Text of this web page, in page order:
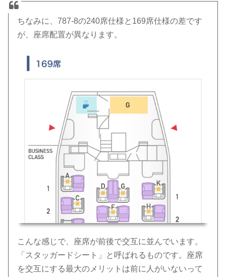
ちなみに、787-8の240席仕様と169席仕様の差です
が、座席配置が異なります。
こんな感じで、座席が前後で交互に並んでいます。
「スタッガードシート」と呼ばれるものです。座席
を交互にする最大のメリットは前に人がいないって